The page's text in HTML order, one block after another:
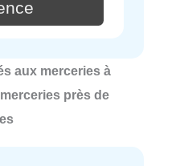
aux merceries à
près de